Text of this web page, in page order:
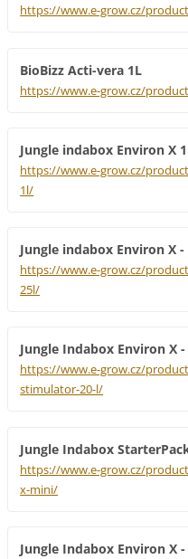
https://www.e-grow.cz/
BioBizz Acti-vera 1L
https://www.e-grow.cz/
Jungle indabox Environ X
https://www.e-grow.cz/
1l/
Jungle indabox Environ X
https://www.e-grow.cz/
25l/
Jungle Indabox Environ X -
https://www.e-grow.cz/
stimulator-20-l/
Jungle Indabox
https://www.e-grow.cz/
x-mini/
Jungle Indabox Environ X